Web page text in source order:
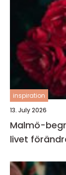
inspiration
13. July 2026
Malmö-
livet